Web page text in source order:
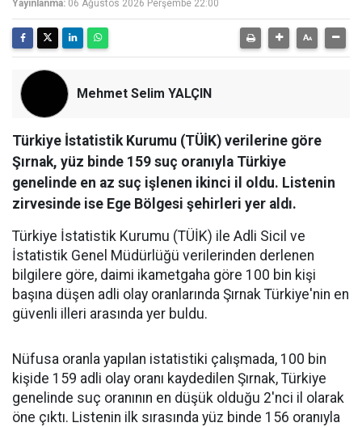
Yayınlanma: 06 Ağustos 2026 Perşembe 22:00
Mehmet Selim YALÇIN
Türkiye İstatistik Kurumu (TÜİK) verilerine göre
Şırnak, yüz binde 159 suç oranıyla Türkiye
genelinde en az suç işlenen ikinci il oldu. Listenin
zirvesinde ise Ege Bölgesi şehirleri yer aldı.
Türkiye İstatistik Kurumu (TÜİK) ile Adli Sicil ve
İstatistik Genel Müdürlüğü verilerinden derlenen
bilgilere göre, daimi ikametgaha göre 100 bin kişi
başına düşen adli olay oranlarında Şırnak Türkiye'nin en
güvenli illeri arasında yer buldu.
​Nüfusa oranla yapılan istatistiki çalışmada, 100 bin
kişide 159 adli olay oranı kaydedilen Şırnak, Türkiye
genelinde suç oranının en düşük olduğu 2'nci il olarak
öne çıktı. Listenin ilk sırasında yüz binde 156 oranıyla